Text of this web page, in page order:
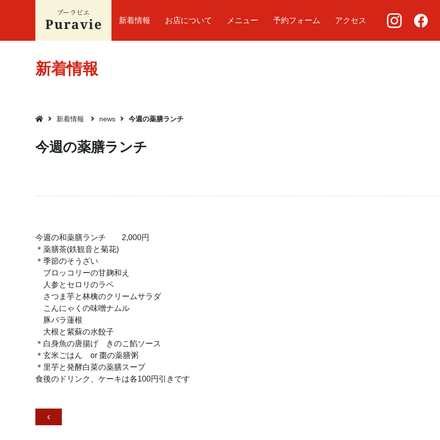
新着情報 お店について メニュー 予約フォーム アクセス
新着情報
 新着情報 news 今週の薬膳ランチ
今週の薬膳ランチ
今週の和薬膳ランチ 2,000円
＊薬膳茶(鉄観音と菊花)
＊季節のそうざい
ブロッコリーの甘麹和え
人参とセロリのラペ
さつま芋と林檎のクリームサラダ
こんにゃくの味噌ナムル
豚バラ蓮根
大根と紫蘇の水餃子
＊白身魚の唐揚げ きのこ餡ソース
＊玄米ごはん or 棗の薬膳粥
＊里芋と発酵白菜の薬膳スープ
食後のドリンク、ケーキは各100円引きです
